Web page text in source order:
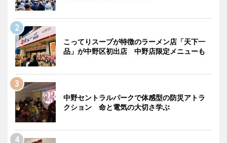
こってりスープが特徴のラーメン店「天下一
品」が中野区初出店 中野店限定メニューも
中野セントラルパークで体感型の防災アトラ
クション 命と電気の大切さ学ぶ